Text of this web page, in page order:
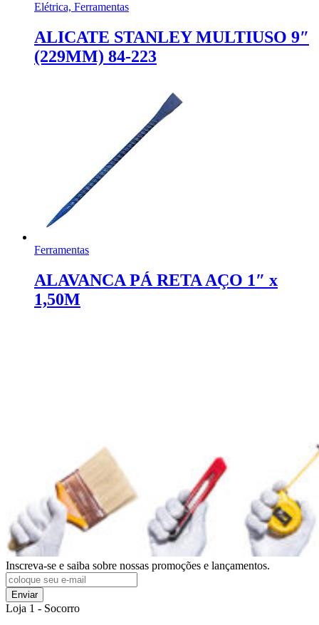
Elétrica, Ferramentas
ALICATE STANLEY MULTIUSO 9″
(229MM) 84-223
Ferramentas
ALAVANCA PÁ RETA AÇO 1″ x
1,50M
Inscreva-se e saiba sobre nossas promoções e lançamentos.
Enviar
Loja 1 - Socorro